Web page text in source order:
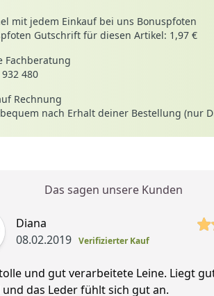
mit jedem Einkauf bei uns Bonuspfoten
Gutschrift für diesen Artikel: 1,97 €
Fachberatung
480
Rechnung
nach Erhalt deiner Bestellung (nur
Das sagen unsere Kunden
Diana
08.02.2019 Verifizierter Kauf
und gut verarbeitete Leine. Liegt
und das Leder fühlt sich gut an.